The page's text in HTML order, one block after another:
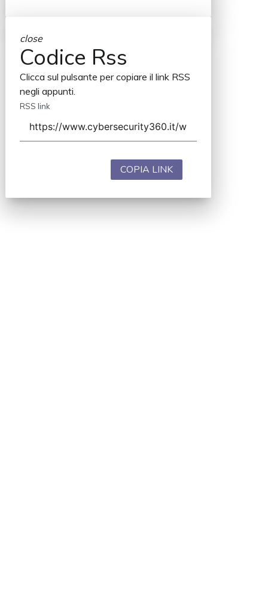
close
Codice Rss
Clicca sul pulsante per copiare il link RSS
negli appunti.
RSS link
COPIA LINK